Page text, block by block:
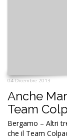
04 Dicembre 2013
Anche
Team
Bergamo – Altri
che il Team